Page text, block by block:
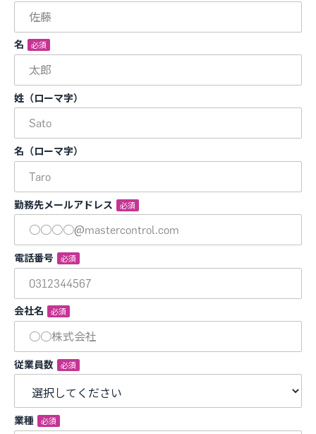
名
姓（ローマ字）
名（ローマ字）
勤務先メールアドレス
電話番号
会社名
従業員数
業種